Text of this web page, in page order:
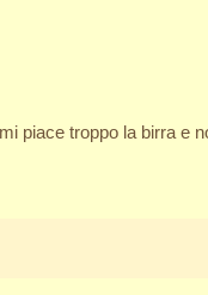
piace troppo la birra e